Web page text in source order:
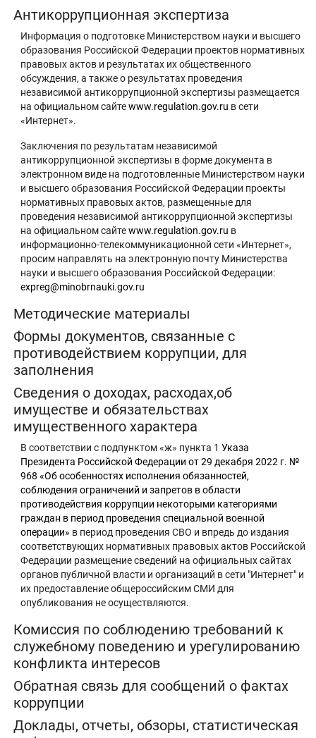
Антикоррупционная экспертиза
Информация о подготовке Министерством науки и высшего
образования Российской Федерации проектов нормативных
правовых актов и результатах их общественного
обсуждения, а также о результатах проведения
независимой антикоррупционной экспертизы размещается
на официальном сайтеwww.regulation.gov.ru в сети
«Интернет».
Заключения по результатам независимой
антикоррупционной экспертизы в форме документа в
электронном виде на подготовленные Министерством науки
и высшего образования Российской Федерации проекты
нормативных правовых актов, размещенные для
проведения независимой антикоррупционной экспертизы
на официальном сайтеwww.regulation.gov.ru в
информационно-телекоммуникационной сети «Интернет»,
просим направлять на электронную почту Министерства
науки и высшего образования Российской Федерации:
expreg@minobrnauki.gov.ru
Методические материалы
Формы документов, связанные с
противодействием коррупции, для
заполнения
Сведения о доходах, расходах,об
имуществе и обязательствах
имущественного характера
В соответствии с подпунктом «ж» пункта 1 Указа
Президента Российской Федерации от 29 декабря 2022 г. №
968 «Об особенностях исполнения обязанностей,
соблюдения ограничений и запретов в области
противодействия коррупции некоторыми категориями
граждан в период проведения специальной военной
операции» в период проведения СВО и впредь до издания
соответствующих нормативных правовых актов Российской
Федерации размещение сведений на официальных сайтах
органов публичной власти и организаций в сети "Интернет" и
их предоставление общероссийским СМИ для
опубликования не осуществляются.
Комиссия по соблюдению требований к
служебному поведению и урегулированию
конфликта интересов
Обратная связь для сообщений о фактах
коррупции
Доклады, отчеты, обзоры, статистическая